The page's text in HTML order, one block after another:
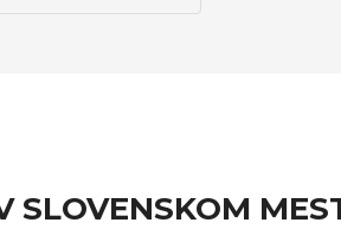
SLOVENSKOM